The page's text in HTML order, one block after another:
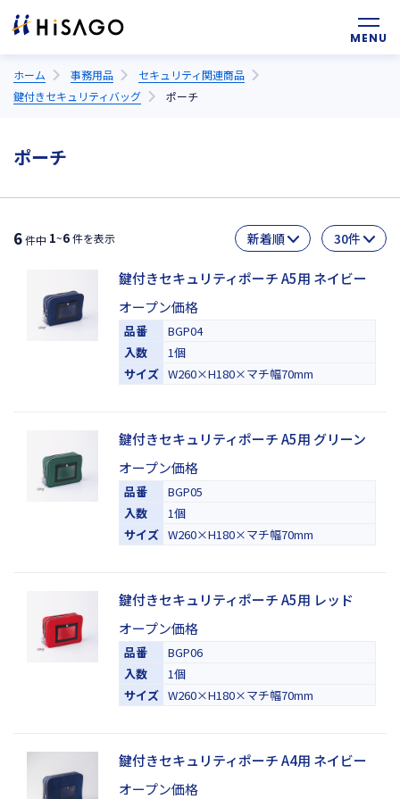
ホーム 事務用品
セキュリティ関連商品
鍵付きセキュリティバッグ
ポーチ
ポーチ
6件中 1~6件を表示
鍵付きセキュリティポーチ A5用 ネイビー
オープン価格
品番
BGP04
入数
1個
サイズ W260×H180×マチ幅70mm
鍵付きセキュリティポーチ A5用 グリーン
オープン価格
品番
BGP05
入数
1個
サイズ W260×H180×マチ幅70mm
鍵付きセキュリティポーチ A5用 レッド
オープン価格
品番
BGP06
入数
1個
サイズ W260×H180×マチ幅70mm
鍵付きセキュリティポーチ A4用 ネイビー
オープン価格